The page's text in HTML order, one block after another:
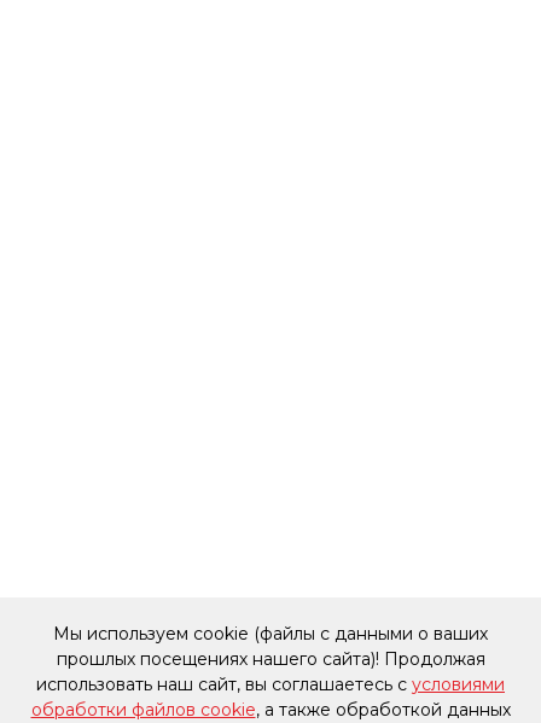
Мы используем cookie (файлы с данными о ваших
прошлых посещениях нашего сайта)! Продолжая
использовать наш сайт, вы соглашаетесь с условиями
обработки файлов cookie, а также обработкой данных